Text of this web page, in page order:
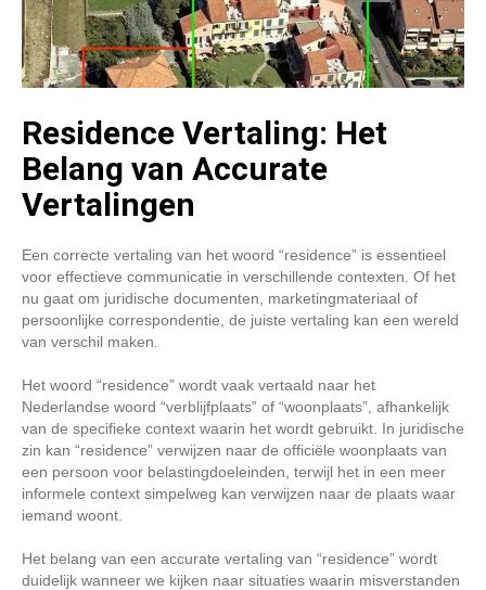
Residence Vertaling: Het
Belang van Accurate
Vertalingen
Een correcte vertaling van het woord “residence” is essentieel
voor effectieve communicatie in verschillende contexten. Of het
nu gaat om juridische documenten, marketingmateriaal of
persoonlijke correspondentie, de juiste vertaling kan een wereld
van verschil maken.
Het woord “residence” wordt vaak vertaald naar het
Nederlandse woord “verblijfplaats” of “woonplaats”, afhankelijk
van de specifieke context waarin het wordt gebruikt. In juridische
zin kan “residence” verwijzen naar de officiële woonplaats van
een persoon voor belastingdoeleinden, terwijl het in een meer
informele context simpelweg kan verwijzen naar de plaats waar
iemand woont.
Het belang van een accurate vertaling van “residence” wordt
duidelijk wanneer we kijken naar situaties waarin misverstanden